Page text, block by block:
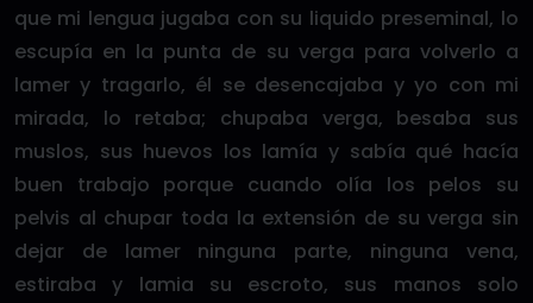
que mi lengua jugaba con su liquido preseminal, lo
escupía en la punta de su verga para volverlo a
lamer y tragarlo, él se desencajaba y yo con mi
mirada, lo retaba; chupaba verga, besaba sus
muslos, sus huevos los lamía y sabía qué hacía
buen trabajo porque cuando olía los pelos su
pelvis al chupar toda la extensión de su verga sin
dejar de lamer ninguna parte, ninguna vena,
estiraba y lamia su escroto, sus manos solo